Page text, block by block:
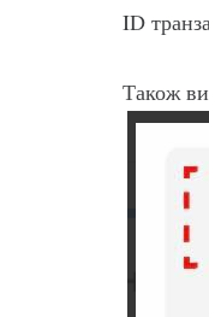
ID
Також ви